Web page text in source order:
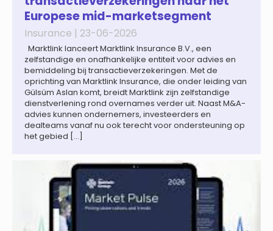
Europese mid-marketsegment
Insurance | 23-06-2026
Marktlink lanceert Marktlink Insurance B.V., een
zelfstandige en onafhankelijke entiteit voor advies en
bemiddeling bij transactieverzekeringen. Met de
oprichting van Marktlink Insurance, die onder leiding van
Gülsüm Aslan komt, breidt Marktlink zijn zelfstandige
dienstverlening rond overnames verder uit. Naast M&A-
advies kunnen ondernemers, investeerders en
dealteams vanaf nu ook terecht voor ondersteuning op
het gebied […]